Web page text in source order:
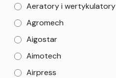
Aeratory i wertykulatory
Agromech
Aigostar
Aimotech
Airpress